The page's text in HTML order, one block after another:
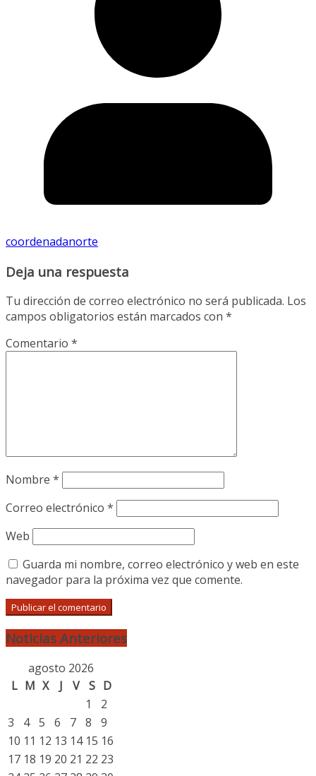
coordenadanorte
Deja una respuesta
Tu dirección de correo electrónico no será publicada. Los
campos obligatorios están marcados con *
Comentario *
Nombre *
Correo electrónico *
Web
Guarda mi nombre, correo electrónico y web en este
navegador para la próxima vez que comente.
Noticias Anteriores
agosto 2026
L M X J V S D
1
2
3
4 5 6 7 8
9
10 11 12 13 14 15 16
17 18 19 20 21 22 23